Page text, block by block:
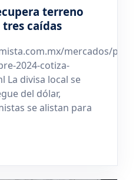
terreno
caídas
mercados/
2024-cotiza-
La divisa local se
del dólar,
se alistan para